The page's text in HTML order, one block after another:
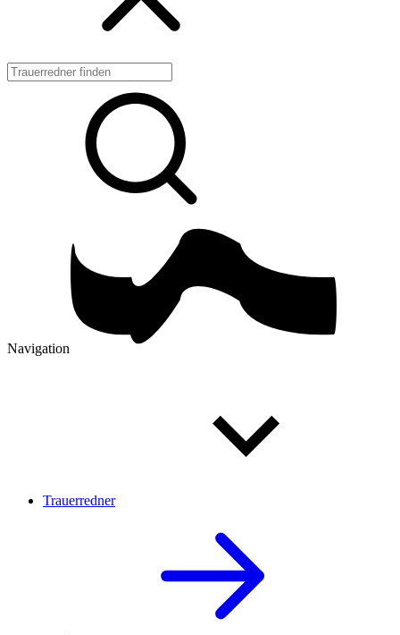
Navigation
Trauerredner